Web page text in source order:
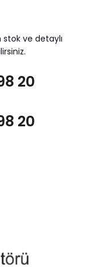
ve detaylı
20
20